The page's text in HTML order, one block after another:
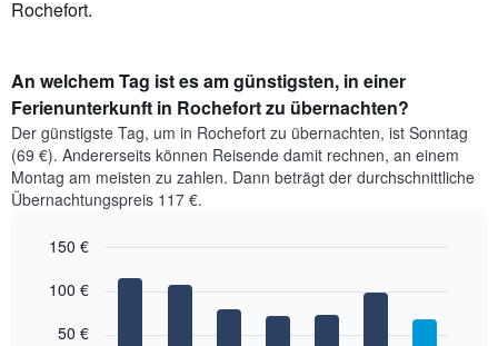
Rochefort.
An welchem Tag ist es am günstigsten, in einer
Ferienunterkunft in Rochefort zu übernachten?
Der günstigste Tag, um in Rochefort zu übernachten, ist Sonntag
(69 €). Andererseits können Reisende damit rechnen, an einem
Montag am meisten zu zahlen. Dann beträgt der durchschnittliche
Übernachtungspreis 117 €.
chart
bars.
graphic.
50 €
100 €
150 €